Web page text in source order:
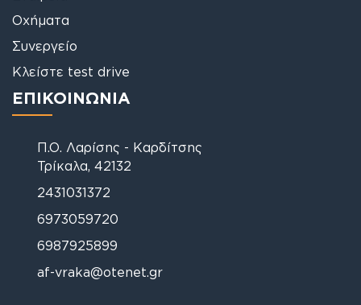
Οχήματα
Συνεργείο
Κλείστε test drive
ΕΠΙΚΟΙΝΩΝΙΑ
Π.Ο. Λαρίσης - Καρδίτσης
Τρίκαλα, 42132
2431031372
6973059720
6987925899
af-vraka@otenet.gr